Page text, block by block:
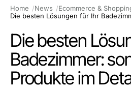
Home News
Ecommerce &
Die besten
Badezimmer:
Produkte im